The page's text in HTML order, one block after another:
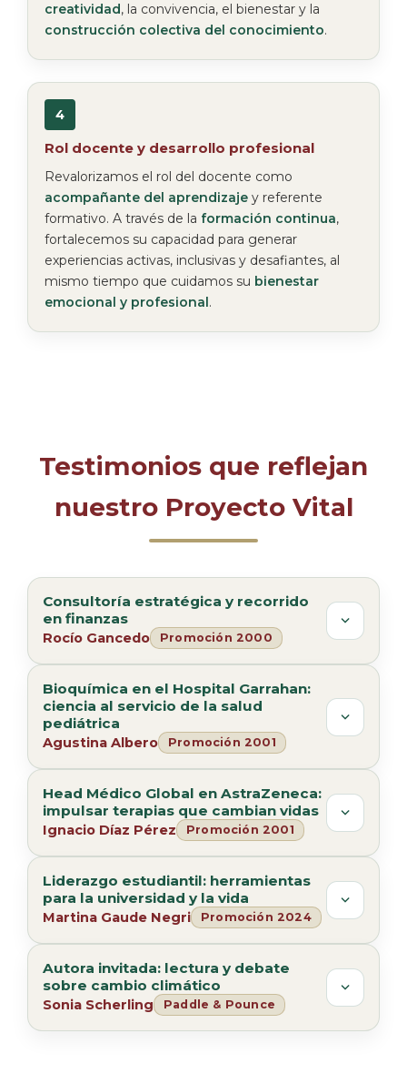
creatividad, la convivencia, el bienestar y la
construcción colectiva del conocimiento.
4
Rol docente y desarrollo profesional
Revalorizamos el rol del docente como
acompañante del aprendizaje y referente
formativo. A través de la formación continua,
fortalecemos su capacidad para generar
experiencias activas, inclusivas y desafiantes, al
mismo tiempo que cuidamos su bienestar
emocional y profesional .
Testimonios que reflejan
nuestro Proyecto Vital
Consultoría estratégica y recorrido
en finanzas
Rocío Gancedo Promoción 2000
Bioquímica en el Hospital Garrahan:
ciencia al servicio de la salud
pediátrica
Agustina Albero Promoción 2001
Head Médico Global en AstraZeneca:
impulsar terapias que cambian vidas
Ignacio Díaz Pérez Promoción 2001
Liderazgo estudiantil: herramientas
para la universidad y la vida
Martina Gaude Negri Promoción 2024
Autora invitada: lectura y debate
sobre cambio climático
Sonia Scherling Paddle & Pounce